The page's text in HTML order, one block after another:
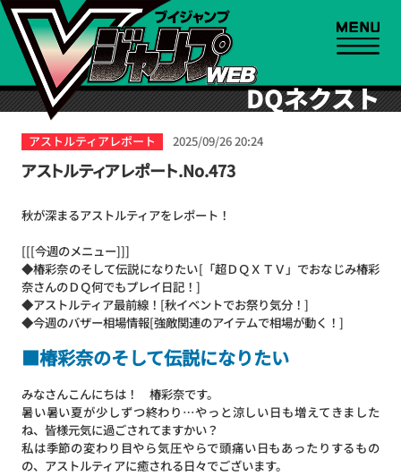
DQネクスト
アストルティアレポート 2025/09/26 20:24
アストルティアレポート.No.473
秋が深まるアストルティアをレポート！
[[[今週のメニュー]]]
◆椿彩奈のそして伝説になりたい[「超ＤＱＸＴＶ」でおなじみ椿彩
奈さんのＤＱ何でもプレイ日記！]
◆アストルティア最前線！[秋イベントでお祭り気分！]
◆今週のバザー相場情報[強敵関連のアイテムで相場が動く！]
■椿彩奈のそして伝説になりたい
みなさんこんにちは！ 椿彩奈です。
暑い暑い夏が少しずつ終わり…やっと涼しい日も増えてきました
ね、皆様元気に過ごされてますかい？
私は季節の変わり目やら気圧やらで頭痛い日もあったりするもの
の、アストルティアに癒される日々でございます。